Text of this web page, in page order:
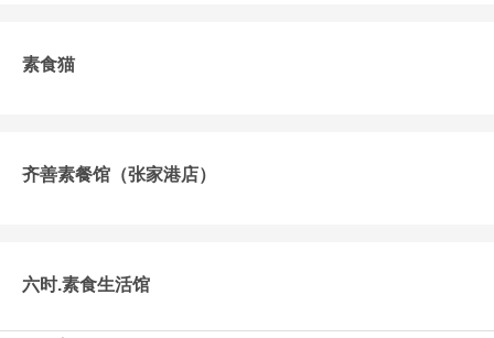
素食猫
齐善素餐馆（张家港店）
六时.素食生活馆